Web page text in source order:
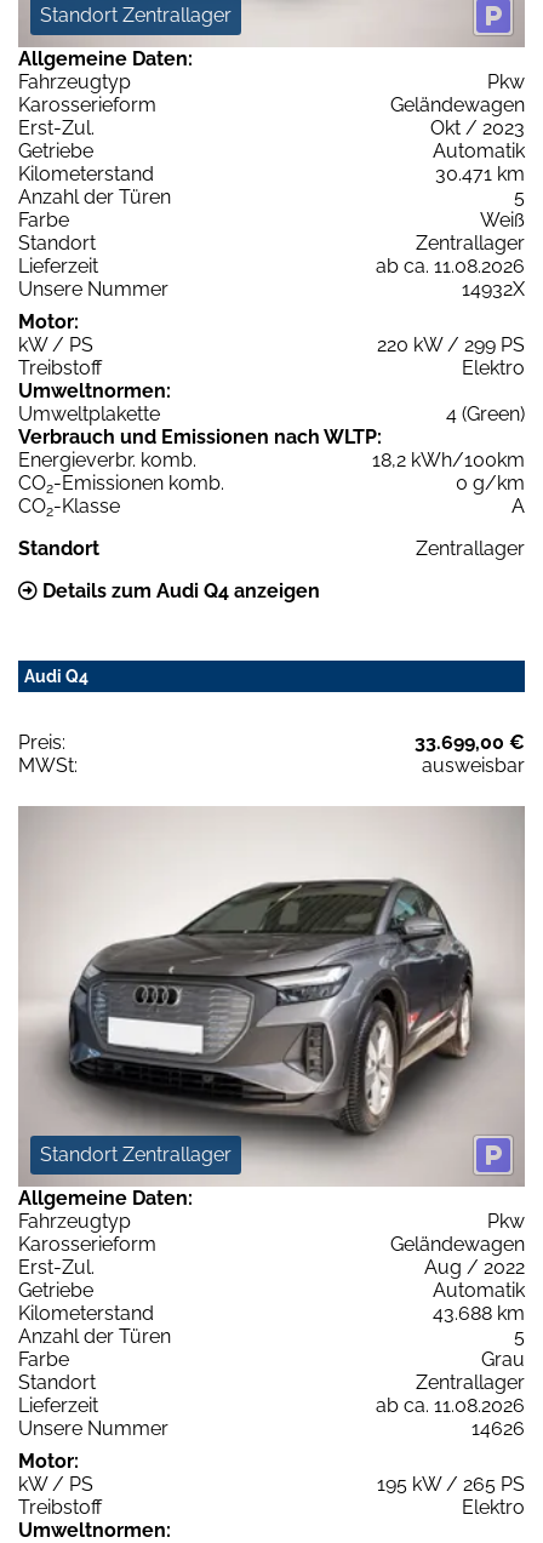
Standort Zentrallager
Allgemeine Daten:
Fahrzeugtyp
Pkw
Karosserieform
Geländewagen
Erst-Zul.
Okt / 2023
Getriebe
Automatik
Kilometerstand
30.471 km
Anzahl der Türen
5
Farbe
Weiß
Standort
Zentrallager
Lieferzeit
ab ca. 11.08.2026
Unsere Nummer
14932X
Motor:
kW / PS
220 kW / 299 PS
Treibstoff
Elektro
Umweltnormen:
Umweltplakette
4 (Green)
Verbrauch und Emissionen nach WLTP:
Energieverbr. komb.
18,2 kWh/100km
CO2-Emissionen komb.
0 g/km
CO2-Klasse
A
Standort
Zentrallager
Details zum Audi Q4 anzeigen
Audi Q4
Preis:
33.699,00 €
MWSt:
ausweisbar
Standort Zentrallager
Allgemeine Daten:
Fahrzeugtyp
Pkw
Karosserieform
Geländewagen
Erst-Zul.
Aug / 2022
Getriebe
Automatik
Kilometerstand
43.688 km
Anzahl der Türen
5
Farbe
Grau
Standort
Zentrallager
Lieferzeit
ab ca. 11.08.2026
Unsere Nummer
14626
Motor:
kW / PS
195 kW / 265 PS
Treibstoff
Elektro
Umweltnormen: